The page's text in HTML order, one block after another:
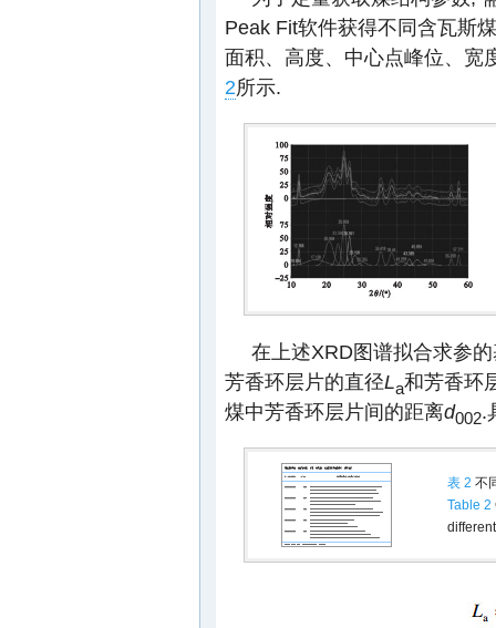
Peak Fit软件获得不同含瓦斯
面积、高度、中心点峰位、宽
2所示.
在上述XRD图谱拟合求参
芳香环层片的直径La和芳香环
煤中芳香环层片间的距离d002.
表 2 不
Table 2